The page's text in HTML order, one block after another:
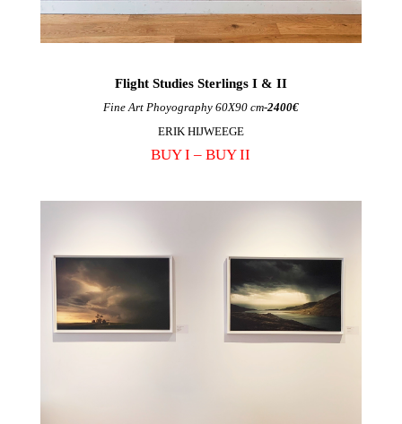
Flight Studies Sterlings I & II
Fine Art Phoyography 60X90 cm-2400€
ERIK HIJWEEGE
BUY I –BUY II